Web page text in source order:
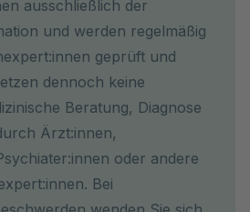
ausschließlich der
und werden regelmäßig
geprüft und
dennoch keine
Beratung, Diagnose
Ärzt:innen,
oder andere
Bei